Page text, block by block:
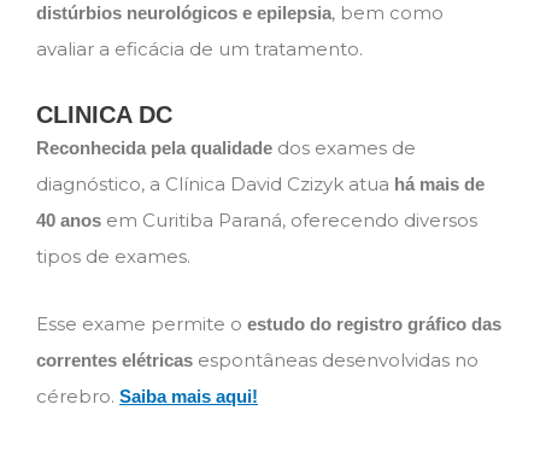
distúrbios neurológicos e epilepsia, bem como
avaliar a eficácia de um tratamento.
CLINICA DC
Reconhecida pela qualidade dos exames de
diagnóstico, a Clínica David Czizyk atua há mais de
40 anos em Curitiba Paraná, oferecendo diversos
tipos de exames.
Esse exame permite o estudo do registro gráfico das
correntes elétricas espontâneas desenvolvidas no
cérebro. Saiba mais aqui!